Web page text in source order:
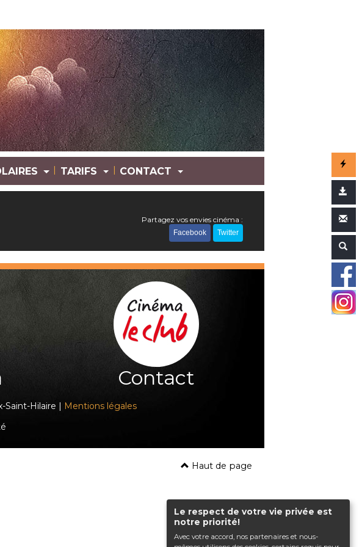
Le respect de votre vie privée est
notre priorité!
Avec votre accord, nos partenaires et nous-
| TARIFS | CONTACT
Partagez vos envies cinéma :
Facebook Twitter
Contact
Saint-Hilaire | Mentions légales
Haut de page